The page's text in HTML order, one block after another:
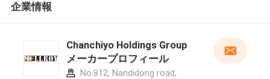
企業情報
Chanchiyo Holdings Group
メーカープロフィール
No.812, Nandidong road,